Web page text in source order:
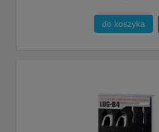
do koszyka